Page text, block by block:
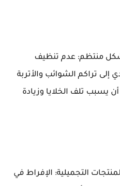
منتظم: عدم تنظيف
تراكم الشوائب والأتربة
يسبب تلف الخلايا وزيادة
التجميلية: الإفراط في